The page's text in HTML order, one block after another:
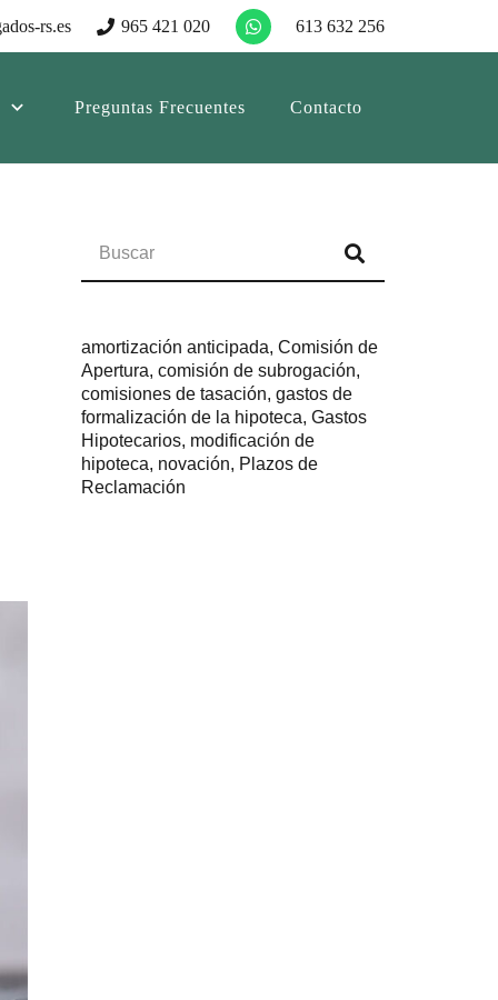
rs.es 965 421 020 613 632 256
Preguntas Frecuentes Contacto
amortización anticipada, Comisión de
Apertura, comisión de subrogación,
comisiones de tasación, gastos de
formalización de la hipoteca, Gastos
Hipotecarios, modificación de
hipoteca, novación, Plazos de
Reclamación